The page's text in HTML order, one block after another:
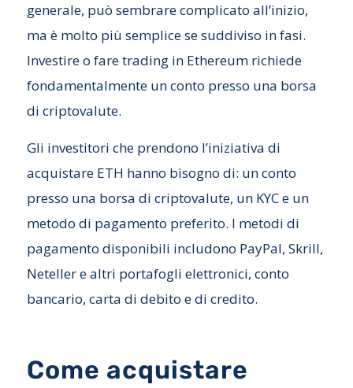
generale, può sembrare complicato all’inizio,
ma è molto più semplice se suddiviso in fasi.
Investire o fare trading in Ethereum richiede
fondamentalmente un conto presso una borsa
di criptovalute.
Gli investitori che prendono l’iniziativa di
acquistare ETH hanno bisogno di: un conto
presso una borsa di criptovalute, un KYC e un
metodo di pagamento preferito. I metodi di
pagamento disponibili includono PayPal, Skrill,
Neteller e altri portafogli elettronici, conto
bancario, carta di debito e di credito.
Come acquistare